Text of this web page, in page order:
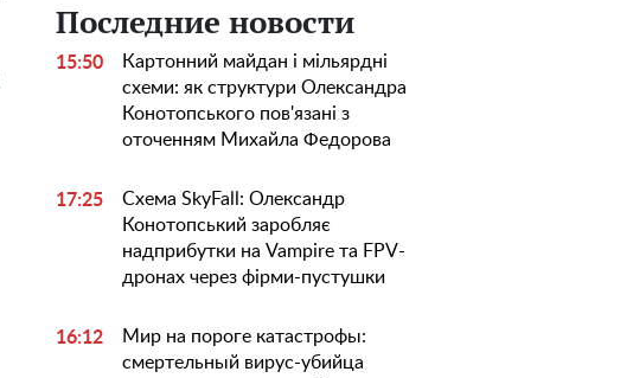
Последние новости
15:50
Картонний майдан і мільярдні
схеми: як структури Олександра
Конотопського пов'язані з
оточенням Михайла Федорова
17:25
Схема SkyFall: Олександр
Конотопський заробляє
надприбутки на Vampire та FPV-
дронах через фірми-пустушки
16:12
Мир на пороге катастрофы:
смертельный вирус-убийца